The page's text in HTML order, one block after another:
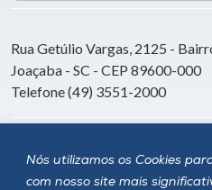
Nós utilizamos os Cookies
com nosso site mais
Rua Getúlio Vargas, 2125 -
Joaçaba - SC - CEP 89600-000
Telefone (49) 3551-2000
Siga a Unoesc